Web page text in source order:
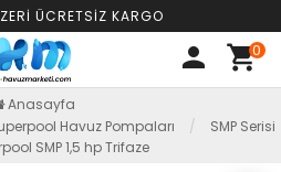
ÜCRETSİZ KARGO
person shopping_cart0
Anasayfa
Havuz Pompaları
SMP Serisi
SMP 1,5 hp Trifaze